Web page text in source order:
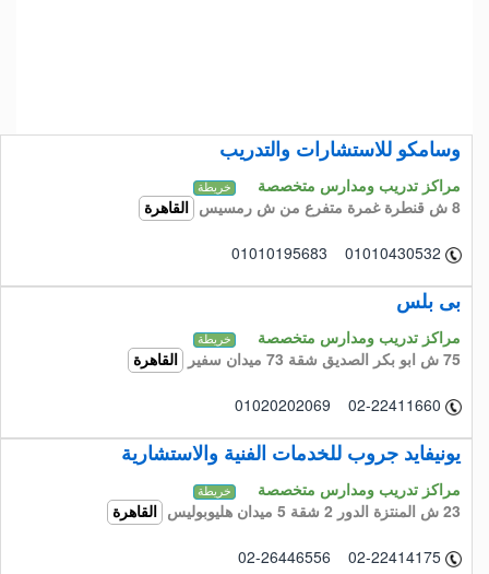
وسامكو للاستشارات والتدريب
مراكز تدريب ومدارس متخصصة خريطة
8 ش قنطرة غمرة متفرع من ش رمسيس القاهرة
01010195683 01010430532
بى بلس
مراكز تدريب ومدارس متخصصة خريطة
75 ش ابو بكر الصديق شقة 73 ميدان سفير القاهرة
01020202069 02-22411660
يونيفايد جروب للخدمات الفنية والاستشارية
مراكز تدريب ومدارس متخصصة خريطة
23 ش المنتزة الدور 2 شقة 5 ميدان هليوبوليس القاهرة
02-26446556 02-22414175